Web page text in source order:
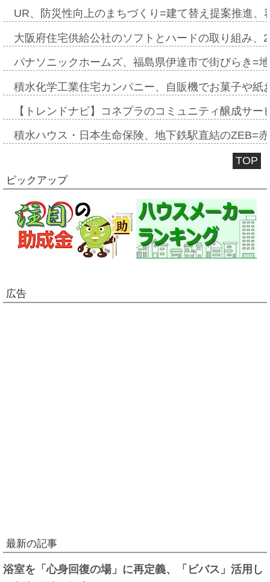
UR、防災性向上のまちづくり=建て替え提案推進
大阪府住宅供給公社のソフトとハードの取り組み
パナソニックホームズ、福島県伊達市で街びらき=
積水化学工業住宅カンパニー、自販機でお菓子や
【トレンドナビ】コネプラのコミュニティ醸成サ
積水ハウス・日本生命保険、地下鉄駅直結のZEB=
TOP
ピックアップ
広告
最新の記事
浴室を「心身回復の場」に再定義、「ビバス」活用し